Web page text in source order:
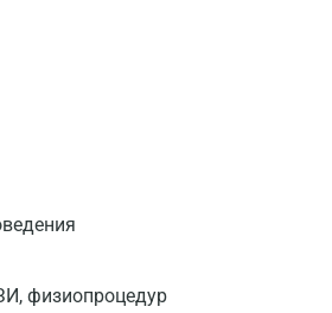
физиопроцедур